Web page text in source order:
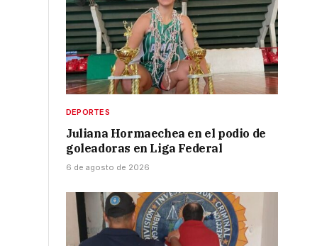
DEPORTES
Juliana Hormaechea en el podio de
goleadoras en Liga Federal
6 de agosto de 2026